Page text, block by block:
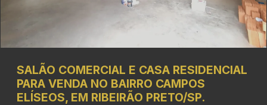
SALÃO COMERCIAL E CASA RESIDENCIAL
PARA VENDA NO BAIRRO CAMPOS
ELÍSEOS, EM RIBEIRÃO PRETO/SP.